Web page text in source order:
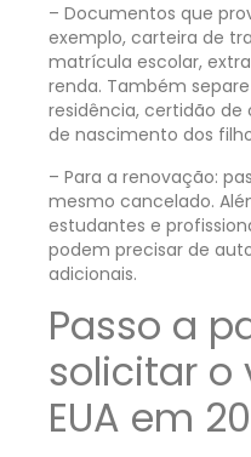
– Documentos que
exemplo, carteira de
matrícula escolar,
renda. Também
residência, certidão
de nascimento dos
– Para a renovação:
mesmo cancelado.
estudantes e
podem precisar de
adicionais.
Passo a
solicitar o
EUA em